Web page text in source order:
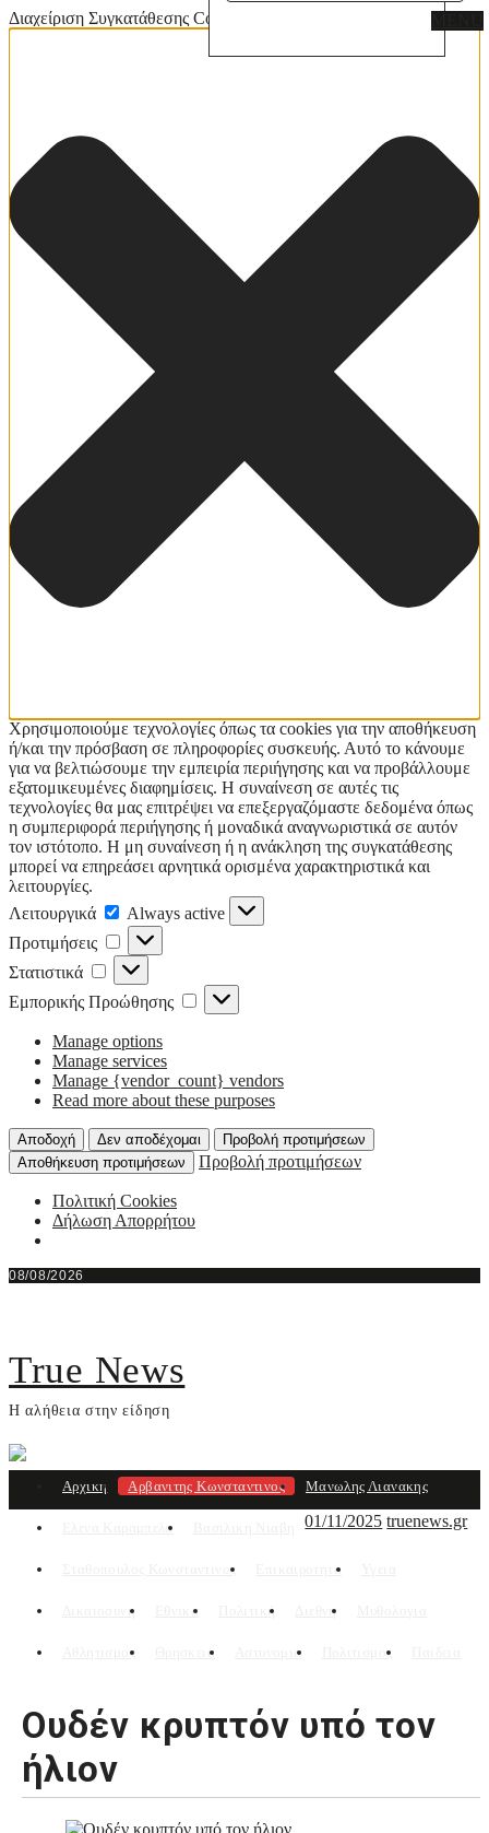
Διαχείριση Συγκατάθεσης Cookies
Χρησιμοποιούμε τεχνολογίες όπως τα cookies για την αποθήκευση
ή/και την πρόσβαση σε πληροφορίες συσκευής. Αυτό το κάνουμε
για να βελτιώσουμε την εμπειρία περιήγησης και να προβάλλουμε
εξατομικευμένες διαφημίσεις. Η συναίνεση σε αυτές τις
τεχνολογίες θα μας επιτρέψει να επεξεργαζόμαστε δεδομένα όπως
η συμπεριφορά περιήγησης ή μοναδικά αναγνωριστικά σε αυτόν
τον ιστότοπο. Η μη συναίνεση ή η ανάκληση της συγκατάθεσης
μπορεί να επηρεάσει αρνητικά ορισμένα χαρακτηριστικά και
λειτουργίες.
Λειτουργικά
Λειτουργικά
Always active
Προτιμήσεις
Προτιμήσεις
Στατιστικά Στατιστικά
Εμπορικής Προώθησης
Εμπορικής
Προώθησης
Manage options
Manage services
Manage {vendor_count} vendors
Read more about these purposes
Αποδοχή Δεν αποδέχομαι
Προβολή προτιμήσεων
Αποθήκευση προτιμήσεων
Προβολή προτιμήσεων
Πολιτική Cookies
Δήλωση Απορρήτου
Skip
08/08/2026
True News
Η αλήθεια στην είδηση
Αρχικη Αρβανιτης Κωνσταντινος Μανωλης Λιανακης
Ελενα Καραμπελα
Σταθοπουλος Κωνσταντινος Επικαιροτητα
Δικαιοσυνη Εθνικα Πολιτική Διεθνη
Αθλητισμος Θρησκεια Αστυνομια Πολιτισμος
Ουδέν κρυπτόν υπό τον
ήλιον
01/11/2025 truenews.gr